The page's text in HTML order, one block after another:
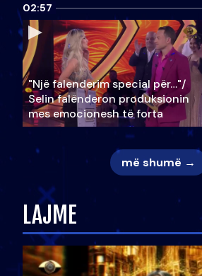
02:57
"Një falenderim special për…"/
Selin falënderon produksionin
mes emocionesh të forta
më shumë →
LAJME